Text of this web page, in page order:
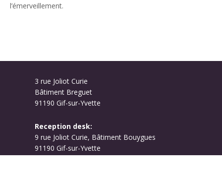
l’émerveillement.
3 rue Joliot Curie
Bâtiment Breguet
91190 Gif-sur-Yvette
Reception desk:
9 rue Joliot Curie, Bâtiment Bouygues
91190 Gif-sur-Yvette